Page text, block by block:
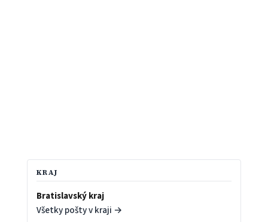
KRAJ
Bratislavský kraj
Všetky pošty v kraji →